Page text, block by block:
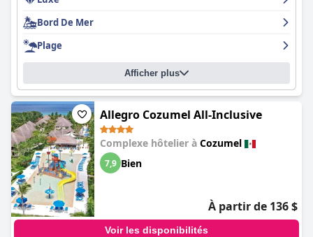
Bord De Mer
Plage
Afficher plus
Allegro Cozumel All-Inclusive
Complexe hôtelier à Cozumel
7,9 Bien
À partir de 136 $
Voir les disponibilités